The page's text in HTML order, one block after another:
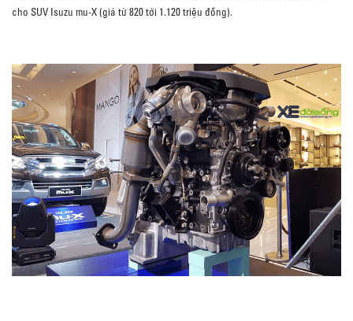
cho SUV Isuzu mu-X (giá từ 820 tới 1.120 triệu đồng).